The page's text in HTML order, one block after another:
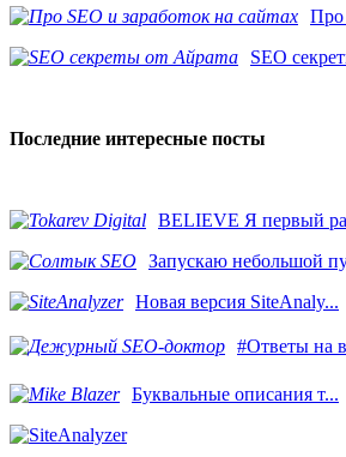
Про
SEO
Последние интересные посты
BELIEVE Я первый
Запускаю небольшой
Новая версия SiteAnaly...
#Ответы на
​Буквальные описания т...